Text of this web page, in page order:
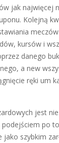
jak najwięcej
Kolejną
kursów i
danego
a new
ręki um
jest
po
jako szybkim